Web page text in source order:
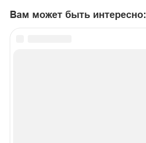
Вам может быть интересно: